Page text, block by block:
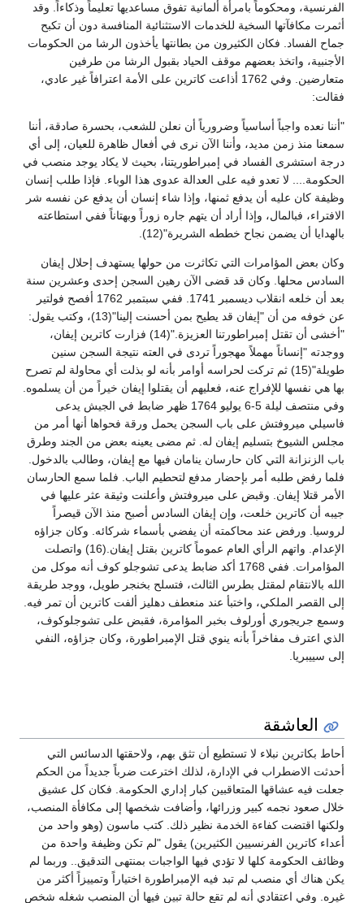
الفرنسية، ومحكوماً بامرأة ألمانية تفوق مساعديها تعليماً وذكاءاً. وقد
أثمرت مكافآتها السخية للخدمات الاستثنائية المنافسة دون أن تكبح
جماح الفساد. فكان الكثيرون من بطانتها يأخذون الرشا من الحكومات
الأجنبية، واتخذ بعضهم موقف الحياد بقبول الرشا من طرفين
متعارضين. وفي 1762 أذاعت كاترين على الأمة اعترافاً غير عادي،
فقالت:
"أننا نعده واجباً أساسياً وضرورياً أن نعلن للشعب، بحسرة صادقة، أننا
سمعنا منذ زمن مديد، وأننا الآن نرى في أفعال ظاهرة للعيان، إلى أي
درجة استشرى الفساد في إمبراطوريتنا، بحيث لا يكاد يوجد منصب في
الحكومة.... لا تعدو فيه على العدالة عدوى هذا الوباء. فإذا طلب إنسان
وظيفة كان عليه أن يدفع ثمنها، وإذا شاء إنسان أن يدفع عن نفسه شر
الافتراء، فبالمال، وإذا أراد أن يتهم جاره زوراً وبهتاناً ففي استطاعته
بالهدايا أن يضمن نجاح خططه الشريرة"(12).
وكان بعض المؤامرات التي تكاثرت من حولها يستهدف إحلال إيفان
السادس محلها. وكان قد قضى الآن رهين السجن إحدى وعشرين سنة
بعد أن خلعه انقلاب ديسمبر 1741. ففي سبتمبر 1762 أفصح فولتير
عن خوفه من أن "إيفان قد يطيح بمن أحسنت إلينا"(13)، وكتب يقول:
"أخشى أن تقتل إمبراطورتنا العزيزة."(14) فزارت كاترين إيفان،
ووجدته "إنساناً مهملاً مهجوراً تردى في العته نتيجة السجن سنين
طويلة"(15) ثم تركت لحراسه أوامر بأنه لو بذلت أي محاولة لم تصرح
بها هي نفسها للإفراج عنه، فعليهم أن يقتلوا إيفان خيراً من أن يسلموه.
وفي منتصف ليلة 5-6 يوليو 1764 ظهر ضابط في الجيش يدعى
فاسيلي ميروفتش على باب السجن يحمل ورقة فحواها أنها أمر من
مجلس الشيوخ بتسليم إيفان له. ثم مضى يعينه بعض من الجند وطرق
باب الزنزانة التي كان حارسان ينامان فيها مع إيفان، وطالب بالدخول.
فلما رفض طلبه أمر بإحضار مدفع لتحطيم الباب. فلما سمع الحارسان
الأمر قتلا إيفان. وقبض على ميروفتش وأعلنت وثيقة عثر عليها في
جيبه أن كاترين خلعت، وإن إيفان السادس أصبح منذ الآن قيصراً
لروسيا. ورفض عند محاكمته أن يفضي بأسماء شركائه. وكان جزاؤه
الإعدام. واتهم الرأي العام عموماً كاترين بقتل إيفان.(16) واتصلت
المؤامرات. ففي 1768 أكد ضابط يدعى تشوجلو كوف أنه موكل من
الله بالانتقام لمقتل بطرس الثالث، فتسلح بخنجر طويل، ووجد طريقة
إلى القصر الملكي، واختبأ عند منعطف دهليز ألفت كاترين أن تمر فيه.
وسمع جريجوري أورلوف بخبر المؤامرة، فقبض على تشوجلوكوف،
الذي اعترف مفاخراً بأنه ينوي قتل الإمبراطورة، وكان جزاؤه، النفي
إلى سييبريا.
العاشقة
أحاط بكاترين نبلاء لا تستطيع أن تثق بهم، ولاحقتها الدسائس التي
أحدثت الاضطراب في الإدارة، لذلك اخترعت ضرباً جديداً من الحكم
جعلت فيه عشاقها المتعاقبين كبار إداري الحكومة. فكان كل عشيق
خلال صعود نجمه كبير وزرائها، وأضافت شخصها إلى مكافأة المنصب،
ولكنها اقتضت كفاءة الخدمة نظير ذلك. كتب ماسون (وهو واحد من
أعداء كاترين الفرنسيين الكثيرين) يقول "لم تكن وظيفة واحدة من
وظائف الحكومة كلها لا تؤدي فيها الواجبات بمنتهى التدقيق.. وربما لم
يكن هناك أي منصب لم تبد فيه الإمبراطورة اختياراً وتمييزاً أكثر من
غيره. وفي اعتقادي أنه لم تقع حالة تبين فيها أن المنصب شغله شخص